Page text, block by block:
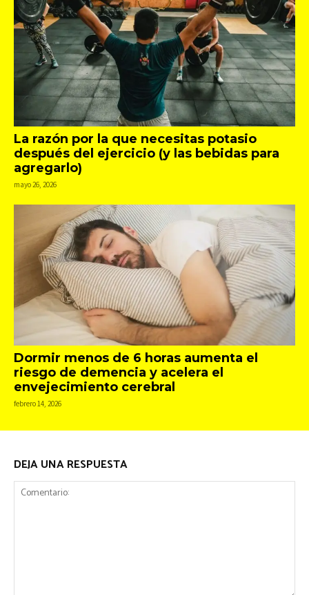
La razón por la que necesitas potasio
después del ejercicio (y las bebidas para
agregarlo)
mayo 26, 2026
Dormir menos de 6 horas aumenta el
riesgo de demencia y acelera el
envejecimiento cerebral
febrero 14, 2026
DEJA UNA RESPUESTA